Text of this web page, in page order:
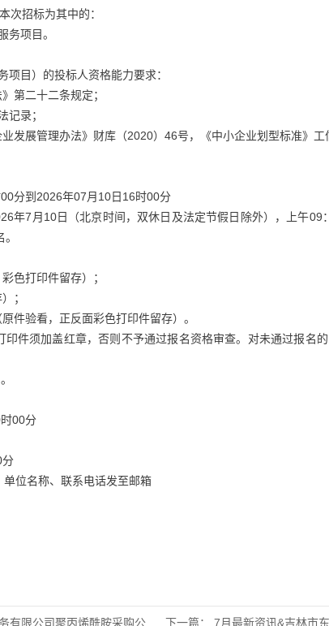
次招标为其中的：
务项目。
项目）的投标人资格能力要求：
第二十二条规定；
记录；
发展管理办法》财库（2020）46号，《中小企业划型标准》工
分到2026年07月10日16时00分
年7月10日（北京时间，双休日及法定节假日除外），上午09
色打印件留存）；
；
件验看，正反面彩色打印件留存）。
印件须加盖红章，否则不予通过报名资格审查。对未通过报名
00分
分
位名称、联系电话发至邮箱
有限公司聚丙烯酰胺采购公 下一篇： 7月最新资讯&吉林市